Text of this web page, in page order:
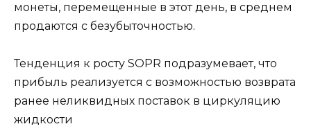
монеты, перемещенные в этот день, в среднем
продаются с безубыточностью.
Тенденция к росту SOPR подразумевает, что
прибыль реализуется с возможностью возврата
ранее неликвидных поставок в циркуляцию
жидкости